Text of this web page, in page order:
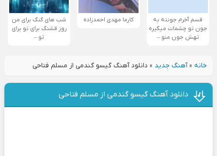
قسم آخرم جونته به
جون تو چشمات میگیره
تهش جون منو –
کارما مهدی احمدزاده
شب های گنگ برای من
روز قشنگ برای تو برای
تو –
خانه»آهنگ جدید » دانلود آهنگ گیسو گندمی از مسلم فتاحی
دانلود آهنگ گیسو گندمی از مسلم فتاحی